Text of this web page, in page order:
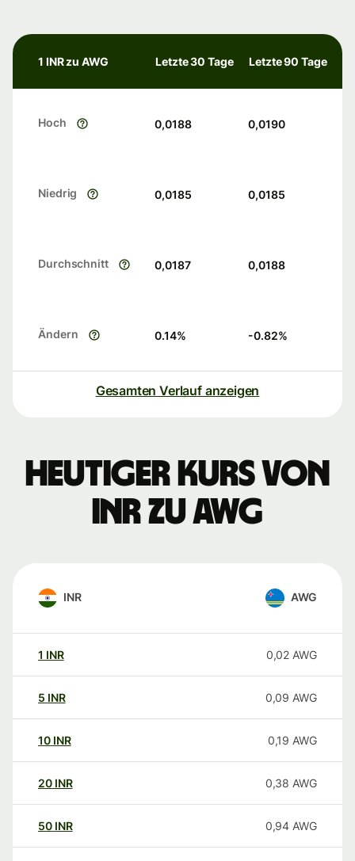
1 INR zu AWG Letzte 30 Tage Letzte 90 Tage
Hoch 0,0188 0,0190
Niedrig 0,0185 0,0185
Durchschnitt 0,0187 0,0188
Ändern 0.14% -0.82%
Gesamten Verlauf anzeigen
Heutiger Kurs von
INR zu AWG
INR AWG
1 INR 0,02 AWG
5 INR 0,09 AWG
10 INR 0,19 AWG
20 INR 0,38 AWG
50 INR 0,94 AWG